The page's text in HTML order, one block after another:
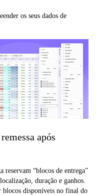
os seus dados de
após
reservam “blocos de entrega”
duração e ganhos.
blocos disponíveis no final do